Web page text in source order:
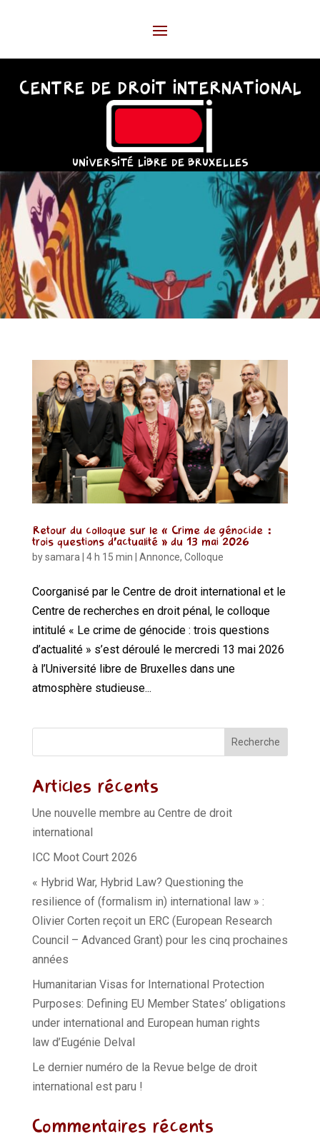
CENTRE DE DROIT INTERNATIONAL
UNIVERSITÉ LIBRE DE BRUXELLES
Retour du colloque sur le « Crime de génocide :
trois questions d’actualité » du 13 mai 2026
bysamara| 4 h 15 min Annonce, Colloque
Coorganisé par le Centre de droit international et le
Centre de recherches en droit pénal, le colloque
intitulé « Le crime de génocide : trois questions
d’actualité » s’est déroulé le mercredi 13 mai 2026
à l’Université libre de Bruxelles dans une
atmosphère studieuse...
Recherche
Articles récents
Une nouvelle membre au Centre de droit
international
ICC Moot Court 2026
« Hybrid War, Hybrid Law? Questioning the
resilience of (formalism in) international law » :
Olivier Corten reçoit un ERC (European Research
Council – Advanced Grant) pour les cinq prochaines
années
Humanitarian Visas for International Protection
Purposes: Defining EU Member States’ obligations
under international and European human rights
law d’Eugénie Delval
Le dernier numéro de la Revue belge de droit
international est paru !
Commentaires récents